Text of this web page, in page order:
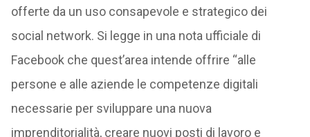
offerte da un uso consapevole e strategico dei
social network. Si legge in una nota ufficiale di
Facebook che quest’area intende offrire “alle
persone e alle aziende le competenze digitali
necessarie per sviluppare una nuova
imprenditorialità, creare nuovi posti di lavoro e